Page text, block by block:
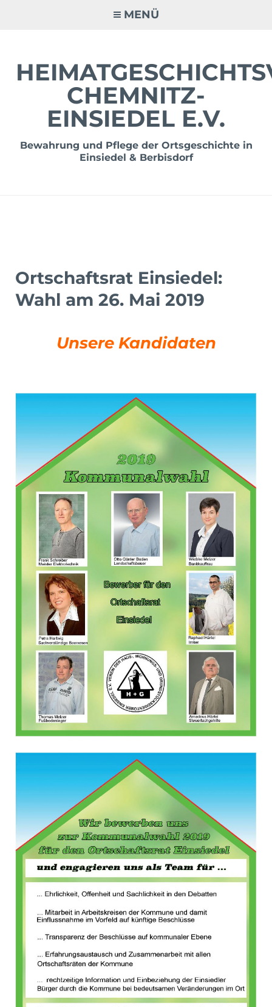
MENÜ
CHEMNITZ-
EINSIEDEL E.V.
Bewahrung und Pflege der Ortsgeschichte in
Einsiedel & Berbisdorf
Ortschaftsrat Einsiedel:
Wahl am 26. Mai 2019
Unsere Kandidaten